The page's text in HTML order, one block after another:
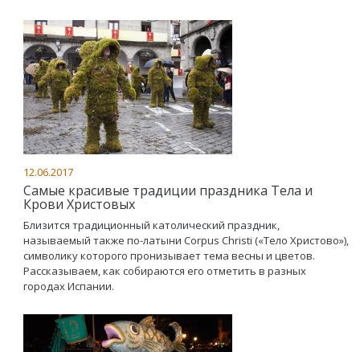
12.06.2017
Самые красивые традиции праздника Тела и
Крови Христовых
Близится традиционный католический праздник,
называемый также по-латыни Corpus Christi («Тело Христово»),
символику которого пронизывает тема весны и цветов.
Рассказываем, как собираются его отметить в разных
городах Испании.